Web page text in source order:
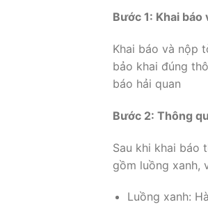
Bước 1: Khai báo
Khai báo và nộp
bảo khai đúng
báo hải quan
Bước 2: Thông
Sau khi khai báo
gồm luồng xanh,
Luồng xanh: